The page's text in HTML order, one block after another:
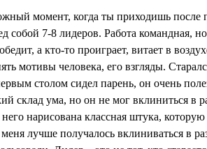
момент, когда ты приходишь после
собой 7-8 лидеров. Работа командная,
а кто-то проиграет, витает в
мотивы человека, его взгляды.
столом сидел парень, он очень
склад ума, но он не мог вклиниться в
нарисована классная штука, которую
лучше получалось вклиниваться в